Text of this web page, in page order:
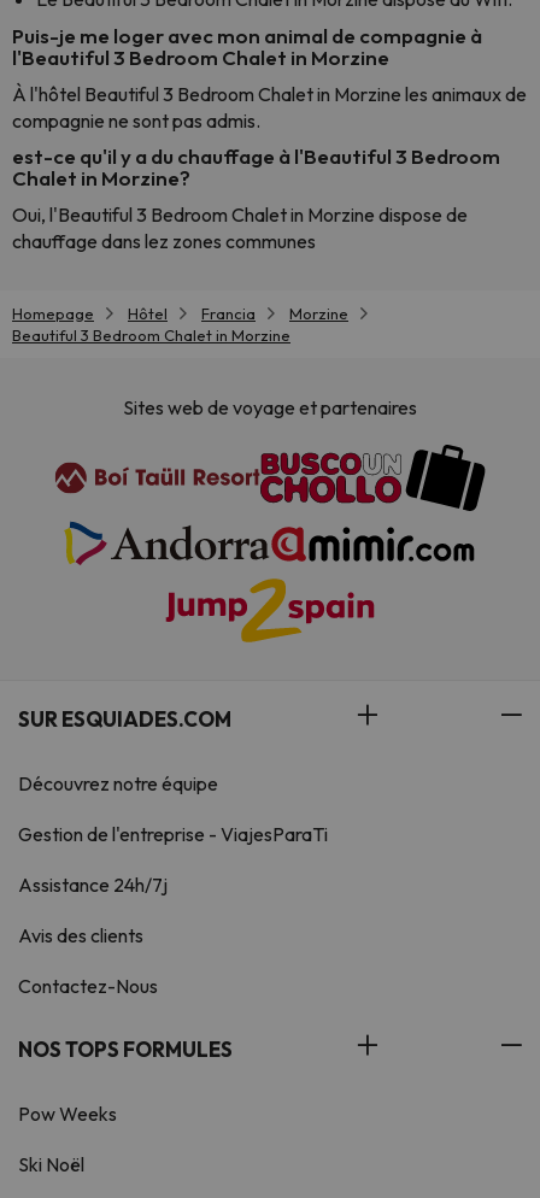
Puis-je me loger avec mon animal de compagnie à
l'Beautiful 3 Bedroom Chalet in Morzine
À l'hôtel Beautiful 3 Bedroom Chalet in Morzine les animaux de
compagnie ne sont pas admis.
est-ce qu'il y a du chauffage à l'Beautiful 3 Bedroom
Chalet in Morzine?
Oui, l'Beautiful 3 Bedroom Chalet in Morzine dispose de
chauffage dans lez zones communes
Homepage Hôtel Francia
Morzine
Beautiful 3 Bedroom Chalet in Morzine
Sites web de voyage et partenaires
SUR ESQUIADES.COM
Découvrez notre équipe
Gestion de l'entreprise - ViajesParaTi
Assistance 24h/7j
Avis des clients
Contactez-Nous
NOS TOPS FORMULES
Pow Weeks
Ski Noël